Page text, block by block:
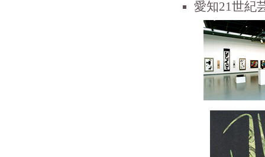
愛知21世紀